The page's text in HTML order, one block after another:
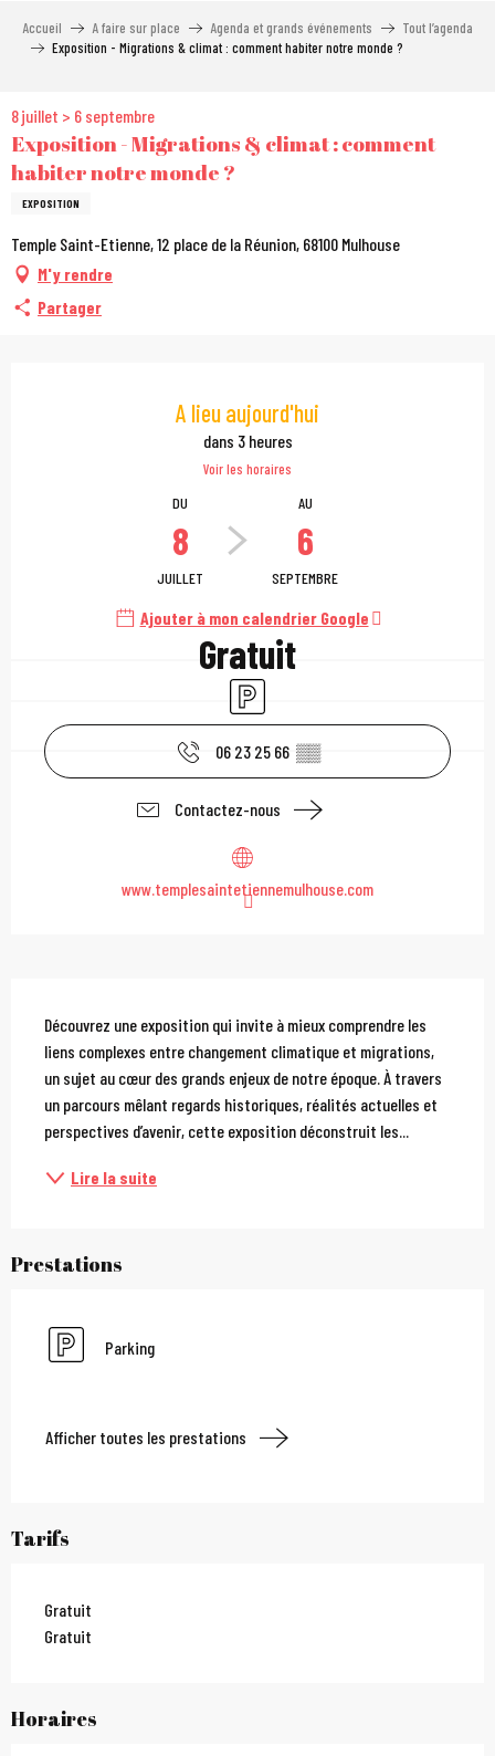
Accueil A faire sur place Agenda et grands événements
Tout l’agenda
Exposition - Migrations & climat : comment habiter notre monde ?
8 juillet > 6 septembre
Exposition - Migrations & climat : comment
habiter notre monde ?
EXPOSITION
Temple Saint-Etienne, 12 place de la Réunion, 68100 Mulhouse
M'y rendre
Partager
Ouverture et
A lieu aujourd'hui
dans 3 heures
Voir les horaires
DU
8
JUILLET
AU
6
SEPTEMBRE
Ajouter à mon calendrier Google
Gratuit
Parking
06 23 25 66 ▒▒
Contactez-nous
www.templesaintetiennemulhouse.com
Description
Découvrez une exposition qui invite à mieux comprendre les
liens complexes entre changement climatique et migrations,
un sujet au cœur des grands enjeux de notre époque. À travers
un parcours mêlant regards historiques, réalités actuelles et
perspectives d’avenir, cette exposition déconstruit les...
Lire la suite
Prestations
Parking
Afficher toutes les prestations
Tarifs
Gratuit
Gratuit
Horaires